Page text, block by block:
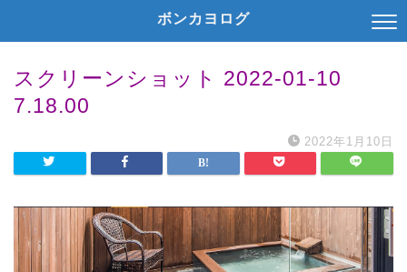
ボンカヨログ
スクリーンショット 2022-01-10
7.18.00
2022年1月10日